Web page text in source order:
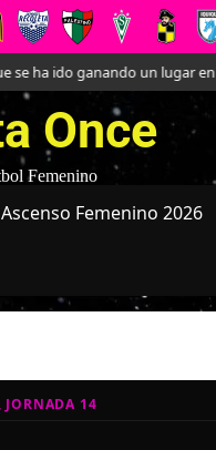
ha ido ganando un lugar en
Once
Femenino
Ascenso Femenino 2026
JORNADA 14